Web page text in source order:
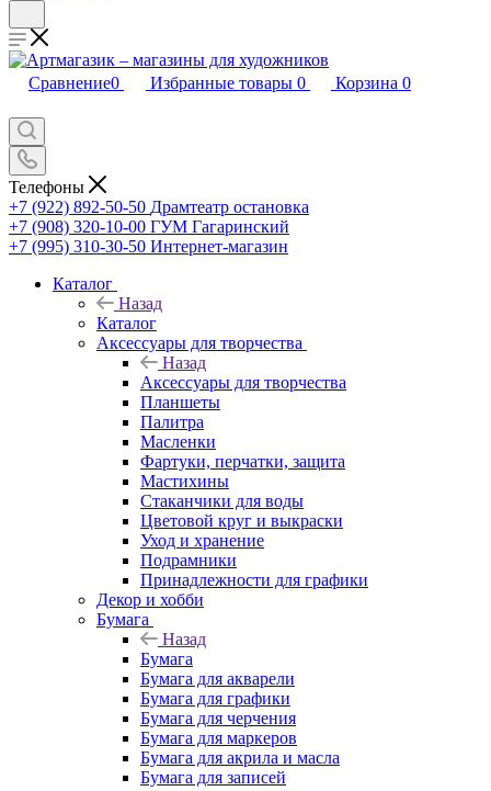
Сравнение0 Избранные товары 0 Корзина 0
Телефоны
+7 (922) 892-50-50 Драмтеатр остановка
+7 (908) 320-10-00 ГУМ Гагаринский
+7 (995) 310-30-50 Интернет-магазин
Каталог
Назад
Каталог
Аксессуары для творчества
Назад
Аксессуары для творчества
Планшеты
Палитра
Масленки
Фартуки, перчатки, защита
Мастихины
Стаканчики для воды
Цветовой круг и выкраски
Уход и хранение
Подрамники
Принадлежности для графики
Декор и хобби
Бумага
Назад
Бумага
Бумага для акварели
Бумага для графики
Бумага для черчения
Бумага для маркеров
Бумага для акрила и масла
Бумага для записей